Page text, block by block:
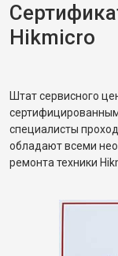
Hikmicro
Штат сервисного
специалисты
обладают всеми
ремонта техники